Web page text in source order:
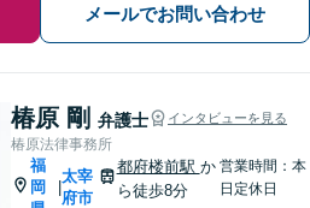
メールでお問い合わせ
椿原 剛 弁護士 インタビューを見る
椿原法律事務所
福
岡
太宰
府市
都府楼前駅 か
ら徒歩8分
営業時間：本
日定休日